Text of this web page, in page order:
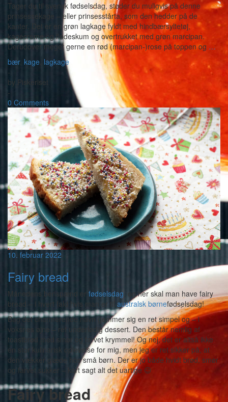
Tager du til svensk fødselsdag, støder du muligvis på denne
prinsessekage – eller prinsesstårta, som den hedder på de
kanter. Det er en grøn lagkage fyldt med hindbærsyltetøj,
kagecreme og flødeskum og overtrukket med grøn marcipan.
Derudover meget gerne en rød (marcipan-)rose på toppen og …
bær, kage lagkage
-
by Piskeriset
-
0 Comments
10. februar 2022
Fairy bread
Månedens benspænd er fødselsdag , og her skal man have fairy
bread – i hvert fald hvis man er til australsk børnefødselsdag!
Bag det charmerende navn gemmer sig en ret simpel og – i
voksnes øjne – ret underlødig dessert. Den består nemlig af
toastbrød med smør og farvet krymmel! Og nej, det er altså ikke
en stor kulinarisk oplevelse for mig, men jeg er ret sikker på, at
den vækker glæde hos små børn. Der er jo både hvidt brød, smør
og farvet sukker – kort sagt alt det uartige 😉
Fairy bread